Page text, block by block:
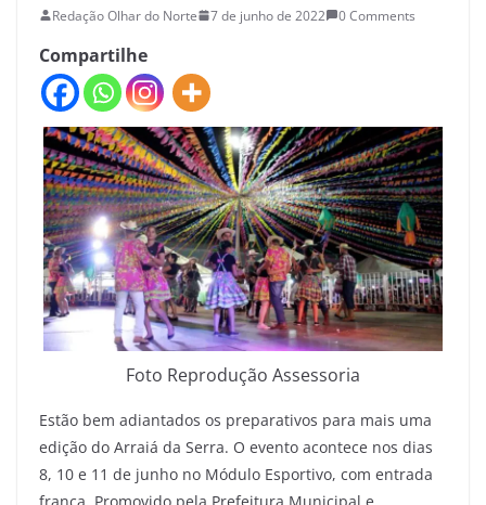
Redação Olhar do Norte 7 de junho de 2022 0 Comments
Compartilhe
Foto Reprodução Assessoria
Estão bem adiantados os preparativos para mais uma
edição do Arraiá da Serra. O evento acontece nos dias
8, 10 e 11 de junho no Módulo Esportivo, com entrada